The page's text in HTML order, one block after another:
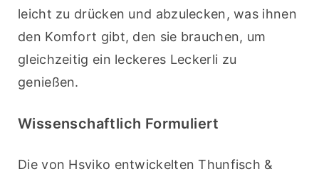
leicht zu drücken und abzulecken, was ihnen
den Komfort gibt, den sie brauchen, um
gleichzeitig ein leckeres Leckerli zu
genießen.
Wissenschaftlich Formuliert
Die von Hsviko entwickelten Thunfisch &